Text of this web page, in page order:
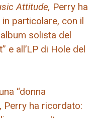
Attitude, Perry ha
particolare, con il
solista del
e all’LP di Hole del
“donna
Perry ha ricordato: